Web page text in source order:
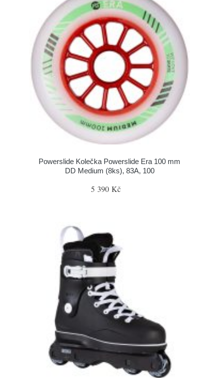
Powerslide Kolečka Powerslide Era 100 mm
DD Medium (8ks), 83A, 100
5 390 Kč